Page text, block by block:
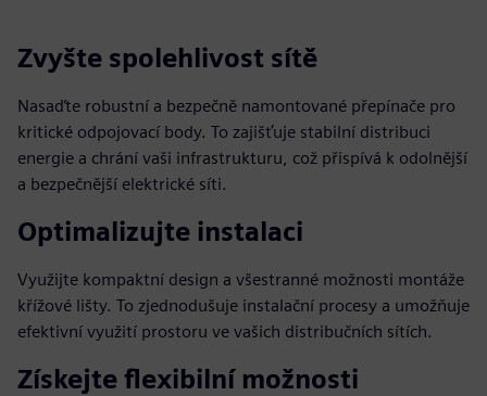
Zvyšte spolehlivost sítě
Nasaďte robustní a bezpečně namontované přepínače pro
kritické odpojovací body. To zajišťuje stabilní distribuci
energie a chrání vaši infrastrukturu, což přispívá k odolnější
a bezpečnější elektrické síti.
Optimalizujte instalaci
Využijte kompaktní design a všestranné možnosti montáže
křížové lišty. To zjednodušuje instalační procesy a umožňuje
efektivní využití prostoru ve vašich distribučních sítích.
Získejte flexibilní možnosti